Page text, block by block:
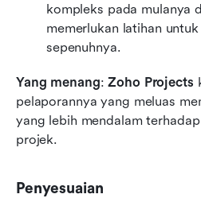
kompleks pada mulanya
memerlukan latihan
sepenuhnya.
Yang menang: Zoho Projects
pelaporannya yang meluas
yang lebih mendalam
projek.
Penyesuaian